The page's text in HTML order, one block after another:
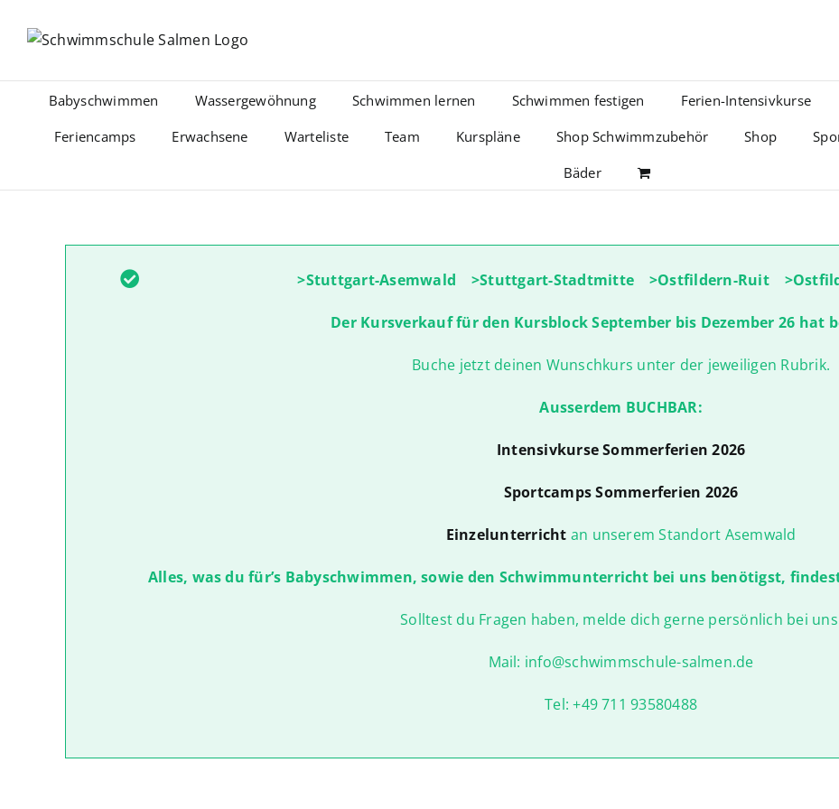
Inhalt
Babyschwimmen Wassergewöhnung Schwimmen lernen Schwimmen festigen Ferien-Intensivkurse
Feriencamps
Erwachsene Warteliste Team Kurspläne Shop Schwimmzubehör Shop
Bäder
>Stuttgart-Asemwald >Stuttgart-Stadtmitte >Ostfildern-Ruit
Der Kursverkauf für den Kursblock September bis Dezember 26 hat
Buche jetzt deinen Wunschkurs unter der jeweiligen Rubrik.
Ausserdem BUCHBAR:
Intensivkurse Sommerferien 2026
Sportcamps Sommerferien 2026
Einzelunterricht an unserem Standort Asemwald
Alles, was du für’s Babyschwimmen, sowie den Schwimmunterricht bei uns benötigst,
Solltest du Fragen haben, melde dich gerne persönlich bei
Mail: info@schwimmschule-salmen.de
Tel: +49 711 93580488